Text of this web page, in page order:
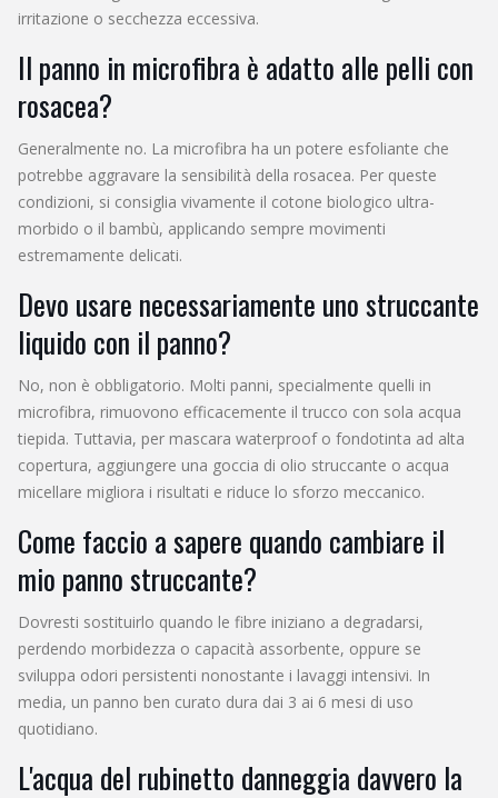
irritazione o secchezza eccessiva.
Il panno in microfibra è adatto alle pelli con
rosacea?
Generalmente no. La microfibra ha un potere esfoliante che
potrebbe aggravare la sensibilità della rosacea. Per queste
condizioni, si consiglia vivamente il cotone biologico ultra-
morbido o il bambù, applicando sempre movimenti
estremamente delicati.
Devo usare necessariamente uno struccante
liquido con il panno?
No, non è obbligatorio. Molti panni, specialmente quelli in
microfibra, rimuovono efficacemente il trucco con sola acqua
tiepida. Tuttavia, per mascara waterproof o fondotinta ad alta
copertura, aggiungere una goccia di olio struccante o acqua
micellare migliora i risultati e riduce lo sforzo meccanico.
Come faccio a sapere quando cambiare il
mio panno struccante?
Dovresti sostituirlo quando le fibre iniziano a degradarsi,
perdendo morbidezza o capacità assorbente, oppure se
sviluppa odori persistenti nonostante i lavaggi intensivi. In
media, un panno ben curato dura dai 3 ai 6 mesi di uso
quotidiano.
L'acqua del rubinetto danneggia davvero la